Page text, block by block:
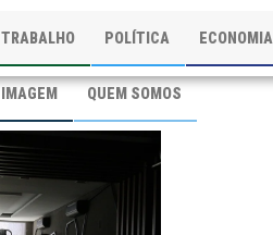
TRABALHO POLÍTICA ECONOMIA
IMAGEM QUEM SOMOS